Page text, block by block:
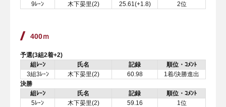
9ﾚｰﾝ
木下晏里(2) 25.61(+1.8) 2位
400ｍ
予選(3組2着+2)
組ﾚｰﾝ
氏名 記録
順位・ｺﾒﾝﾄ
3組3ﾚｰﾝ
木下晏里(2) 60.98
1着/決勝進出
決勝
組ﾚｰﾝ
氏名 記録
順位・ｺﾒﾝﾄ
5ﾚｰﾝ
木下晏里(2) 59.16 1位